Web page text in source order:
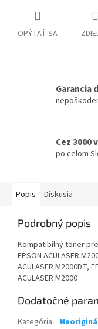
OPÝTAŤ SA
Garancia
Cez 3000
po celom
Popis Diskusia
Podrobný popis
Kompatibilný toner
EPSON ACULASER
ACULASER M2000DT,
ACULASER M2000
Dodatočné
Kategória: